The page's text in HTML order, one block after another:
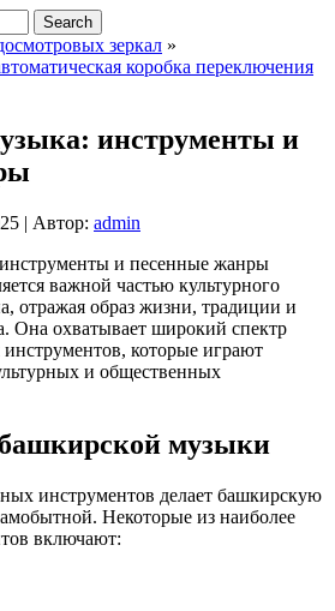
зеркал »
коробка переключения
инструменты и
| Автор: admin
важной частью культурного
отражая образ жизни, традиции и
Она охватывает широкий спектр
которые играют
и общественных
музыки
инструментов делает башкирскую
Некоторые из наиболее
включают: